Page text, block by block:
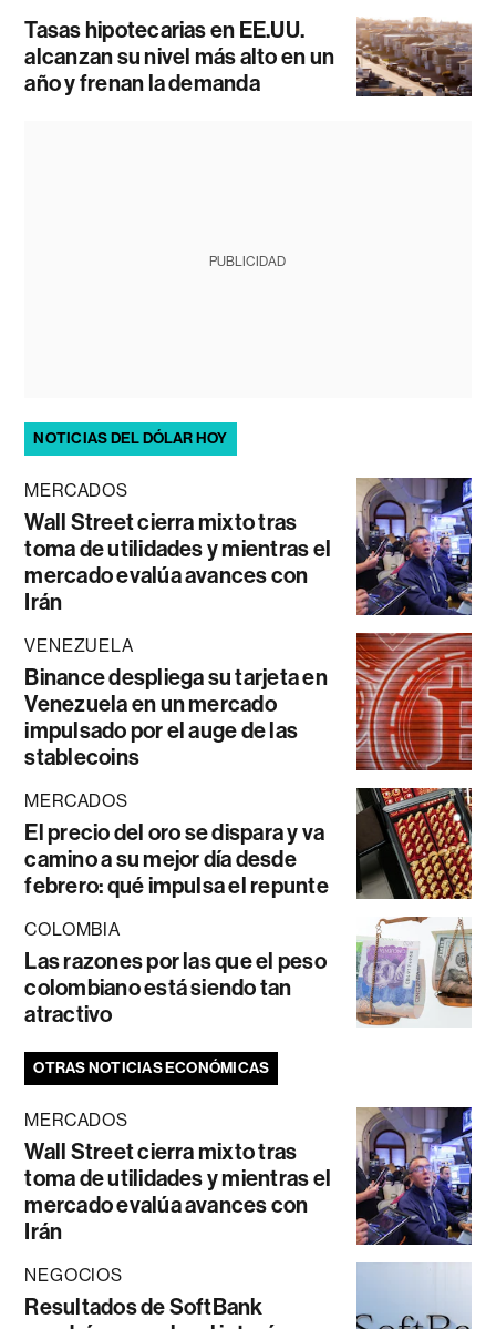
Tasas hipotecarias en EE.UU.
alcanzan su nivel más alto en un
año y frenan la demanda
PUBLICIDAD
NOTICIAS DEL DÓLAR HOY
MERCADOS
Wall Street cierra mixto tras
toma de utilidades y mientras el
mercado evalúa avances con
Irán
VENEZUELA
Binance despliega su tarjeta en
Venezuela en un mercado
impulsado por el auge de las
stablecoins
MERCADOS
El precio del oro se dispara y va
camino a su mejor día desde
febrero: qué impulsa el repunte
COLOMBIA
Las razones por las que el peso
colombiano está siendo tan
atractivo
OTRAS NOTICIAS ECONÓMICAS
MERCADOS
Wall Street cierra mixto tras
toma de utilidades y mientras el
mercado evalúa avances con
Irán
NEGOCIOS
Resultados de SoftBank